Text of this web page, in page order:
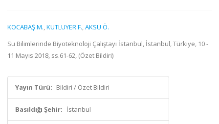
KOCABAŞ M.,KUTLUYER F.,AKSU Ö.
Su Bilimlerinde Biyoteknoloji Çalıştayı İstanbul, İstanbul, Türkiye, 10 -
11 Mayıs 2018, ss.61-62, (Özet Bildiri)
Yayın Türü: Bildiri / Özet Bildiri
Basıldığı Şehir: İstanbul